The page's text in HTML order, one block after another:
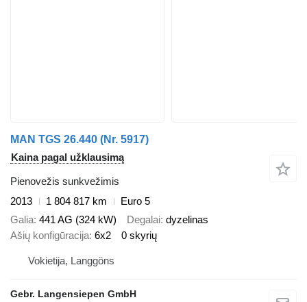
MAN TGS 26.440 (Nr. 5917)
Kaina pagal užklausimą
Pienovežis sunkvežimis
2013
1 804 817 km
Euro 5
Galia 441 AG (324 kW) Degalai dyzelinas
Ašių konfigūracija 6x2 0 skyrių
Vokietija, Langgöns
Gebr. Langensiepen GmbH